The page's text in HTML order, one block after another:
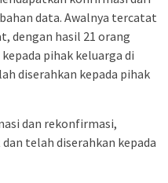
data. Awalnya tercatat
dengan hasil 21 orang
pihak keluarga di
diserahkan kepada pihak
dan rekonfirmasi,
telah diserahkan kepada